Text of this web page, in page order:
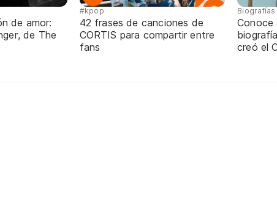
de amor:
de The
#kpop
42 frases de canciones de
CORTIS para compartir entre
fans
Biografías
Conoce
creó el